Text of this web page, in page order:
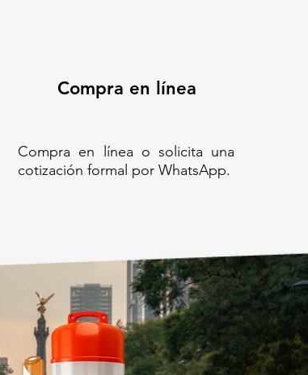
Compra en línea
Compra en línea o solicita una
cotización formal por WhatsApp.